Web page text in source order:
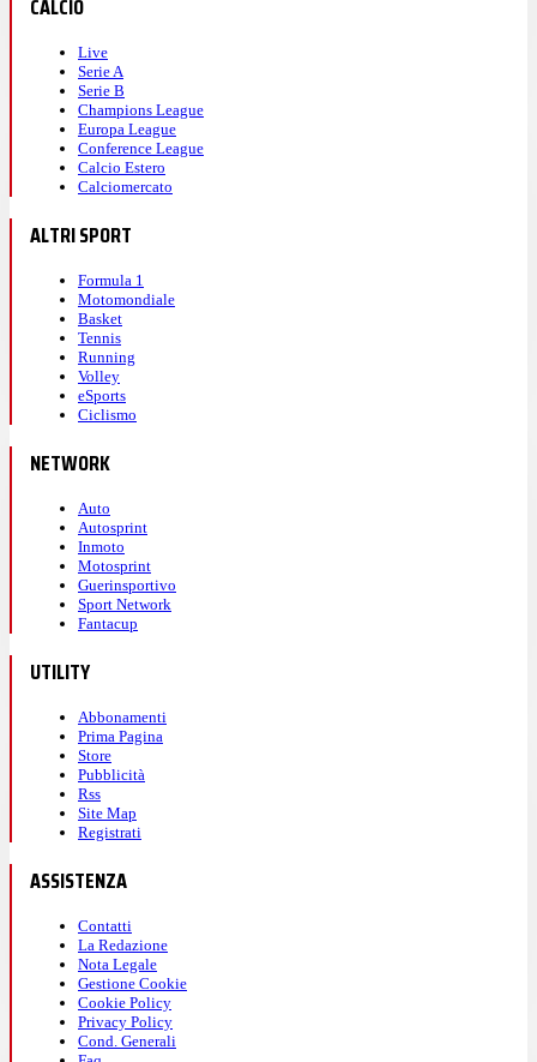
CALCIO
Live
Serie A
Serie B
Champions League
Europa League
Conference League
Calcio Estero
Calciomercato
ALTRI SPORT
Formula 1
Motomondiale
Basket
Tennis
Running
Volley
eSports
Ciclismo
NETWORK
Auto
Autosprint
Inmoto
Motosprint
Guerinsportivo
Sport Network
Fantacup
UTILITY
Abbonamenti
Prima Pagina
Store
Pubblicità
Rss
Site Map
Registrati
ASSISTENZA
Contatti
La Redazione
Nota Legale
Gestione Cookie
Cookie Policy
Privacy Policy
Cond. Generali